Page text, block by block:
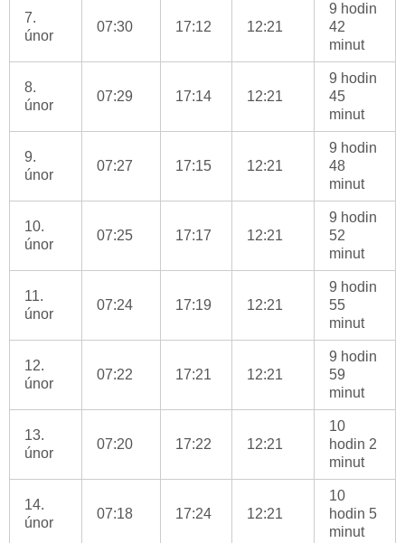
7.
únor
07:30 17:12 12:21
9 hodin
42
minut
8.
únor
07:29 17:14 12:21
9 hodin
45
minut
9.
únor
07:27 17:15 12:21
9 hodin
48
minut
10.
únor
07:25 17:17 12:21
9 hodin
52
minut
11.
únor
07:24 17:19 12:21
9 hodin
55
minut
12.
únor
07:22 17:21 12:21
9 hodin
59
minut
13.
únor
07:20 17:22 12:21
10
hodin 2
minut
14.
únor
07:18 17:24 12:21
10
hodin 5
minut